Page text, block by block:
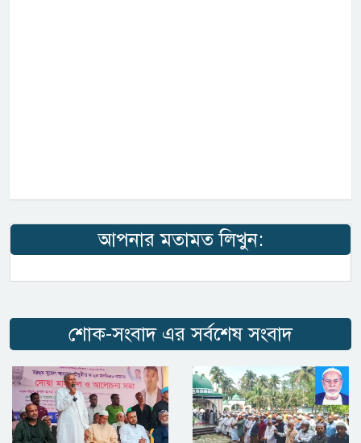
আপনার মতামত লিখুন:
শোক-সংবাদ এর সর্বশেষ সংবাদ